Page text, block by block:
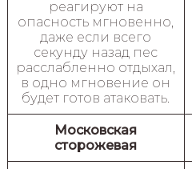
реагируют на
опасность мгновенно,
даже если всего
секунду назад пес
расслабленно отдыхал,
в одно мгновение он
будет готов атаковать.
Московская
сторожевая